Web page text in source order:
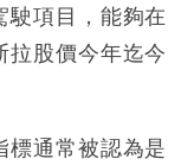
斥21億翻新香港及
駛項目，能夠在
拉股價今年迄今
標通常被認為是